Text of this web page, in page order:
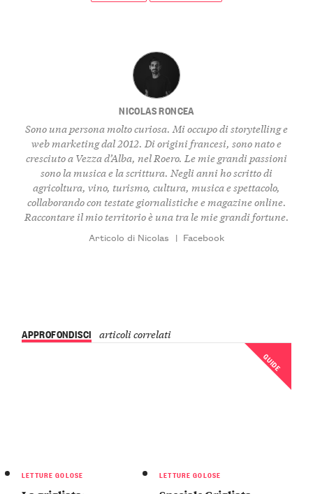
NICOLAS RONCEA
Sono una persona molto curiosa. Mi occupo di storytelling e
web marketing dal 2012. Di origini francesi, sono nato e
cresciuto a Vezza d’Alba, nel Roero. Le mie grandi passioni
sono la musica e la scrittura. Negli anni ho scritto di
agricoltura, vino, turismo, cultura, musica e spettacolo,
collaborando con testate giornalistiche e magazine online.
Raccontare il mio territorio è una tra le mie grandi fortune.
Articolo di Nicolas | Facebook
APPROFONDISCI articoli correlati
LETTURE GOLOSE
GUIDE
LETTURE GOLOSE